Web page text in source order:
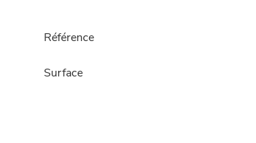
Référence
Surface